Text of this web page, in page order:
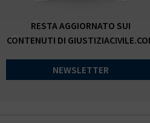
RESTA AGGIORNATO SUI
CONTENUTI DI
NEWSLETTER